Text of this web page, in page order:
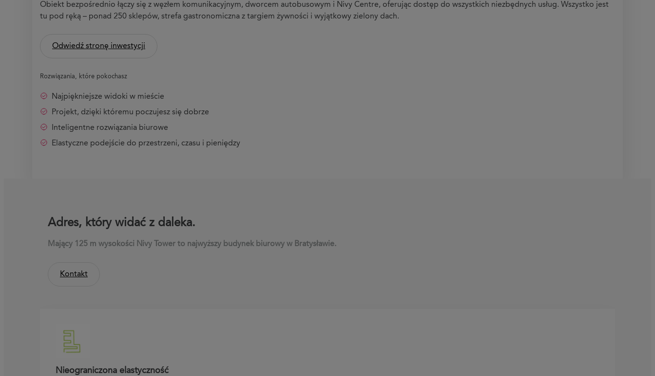
Obiekt bezpośrednio łączy się z węzłem komunikacyjnym, dworcem autobusowym i Nivy Centre, oferując dostęp do wszystkich niezbędnych usług. Wszystko jest
tu pod ręką – ponad 250 sklepów, strefa gastronomiczna z targiem żywności i wyjątkowy zielony dach.
Odwiedź stronę inwestycji
Rozwiązania, które pokochasz
Najpiękniejsze widoki w mieście
Projekt, dzięki któremu poczujesz się dobrze
Inteligentne rozwiązania biurowe
Elastyczne podejście do przestrzeni, czasu i pieniędzy
Adres, który widać z daleka.
Mający 125 m wysokości Nivy Tower to najwyższy budynek biurowy w Bratysławie.
Kontakt
Nieograniczona elastyczność